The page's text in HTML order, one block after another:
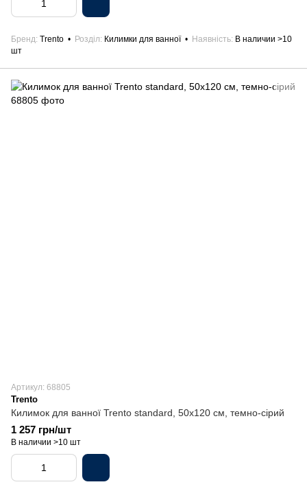
Бренд Trento Розділ Килимки для ванної Наявність В наличии >10
шт
Артикул: 68805
Trento
Килимок для ванної Trento standard, 50х120 см, темно-сірий
1 257 грн/шт
В наличии >10 шт